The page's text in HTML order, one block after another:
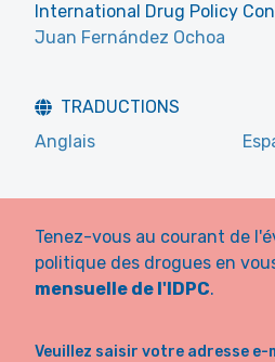
International Drug Policy
Juan Fernández Ochoa
TRADUCTIONS
Anglais
Tenez-vous au courant de
politique des drogues en
mensuelle de l'IDPC.
Veuillez saisir votre adresse e-